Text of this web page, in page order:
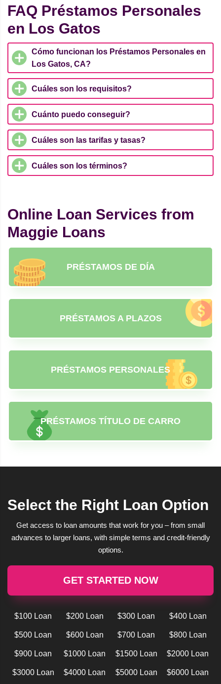
FAQ Préstamos Personales
en Los Gatos
Cómo funcionan los Préstamos Personales en
Los Gatos, CA?
Cuáles son los requisitos?
Cuánto puedo conseguir?
Cuáles son las tarifas y tasas?
Cuáles son los términos?
Online Loan Services from
Maggie Loans
PRÉSTAMOS DE DÍA
PRÉSTAMOS A PLAZOS
PRÉSTAMOS PERSONALES
PRÉSTAMOS TÍTULO DE CARRO
Select the Right Loan Option
Get access to loan amounts that work for you – from small
advances to larger loans, with simple terms and credit-friendly
options.
GET STARTED NOW
$100 Loan $200 Loan $300 Loan $400 Loan
$500 Loan $600 Loan $700 Loan $800 Loan
$900 Loan $1000 Loan $1500 Loan $2000 Loan
$3000 Loan $4000 Loan $5000 Loan $6000 Loan